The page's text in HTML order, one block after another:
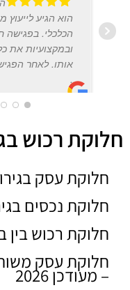
הוא הגיע
הכלכלי. בפגישה
ובמקצועיות את
אותו. לאחר
.
B-DIGITALI
20/12/2017
חלוקת רכוש
חלוקת עסק בגירושין
חלוקת נכסים
חלוקת רכוש בין בני
חלוקת עסק
– מעודכן 2026